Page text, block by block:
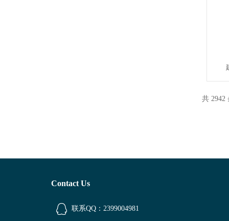
共 2942
Contact Us
联系QQ：2399004981